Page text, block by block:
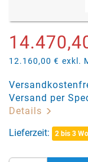
12.160,00 € exkl.
Versand per
Details
Lieferzeit:
2 bis 3